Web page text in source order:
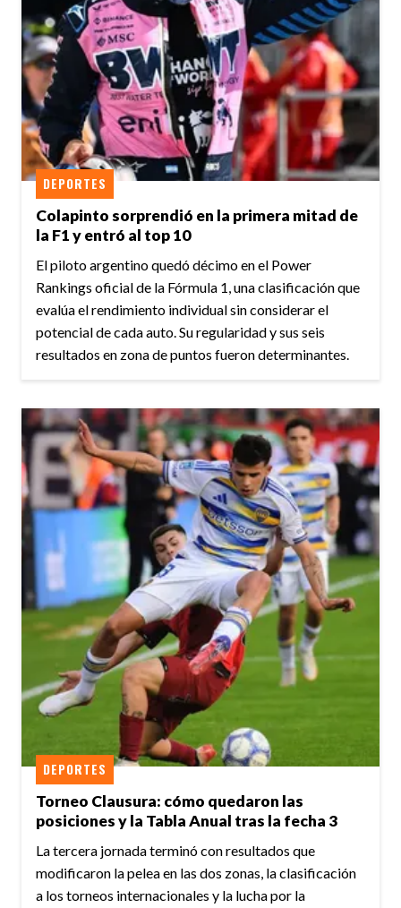
Colapinto sorprendió en la primera mitad de
la F1 y entró al top 10
DEPORTES
El piloto argentino quedó décimo en el Power
Rankings oficial de la Fórmula 1, una clasificación que
evalúa el rendimiento individual sin considerar el
potencial de cada auto. Su regularidad y sus seis
resultados en zona de puntos fueron determinantes.
Torneo Clausura: cómo quedaron las
posiciones y la Tabla Anual tras la fecha 3
DEPORTES
La tercera jornada terminó con resultados que
modificaron la pelea en las dos zonas, la clasificación
a los torneos internacionales y la lucha por la